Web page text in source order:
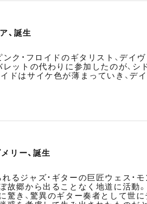
、誕生
ンク・フロイドのギタリスト、デ
レットの代わりに参加したのが、
ドはサイケ色が薄まっていき、
リー、誕生
るジャズ・ギターの巨匠ウェス・
故郷から出ることなく地道に活動
驚き、驚異のギター奏者として世